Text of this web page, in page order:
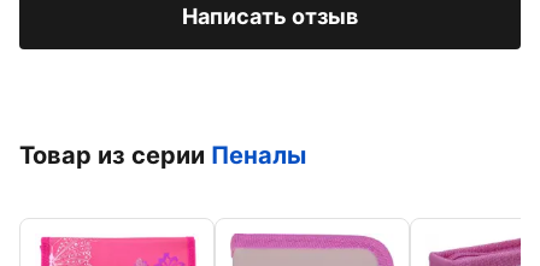
Написать отзыв
Товар из серии Пеналы